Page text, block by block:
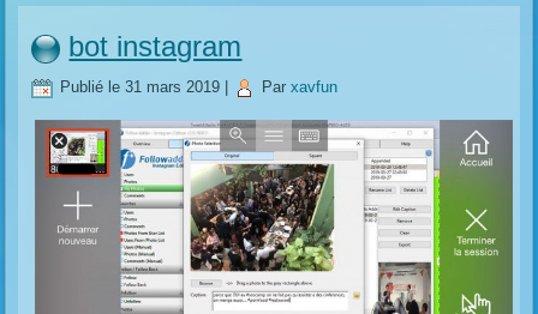
bot instagram
Publié le 31 mars 2019 Par xavfun